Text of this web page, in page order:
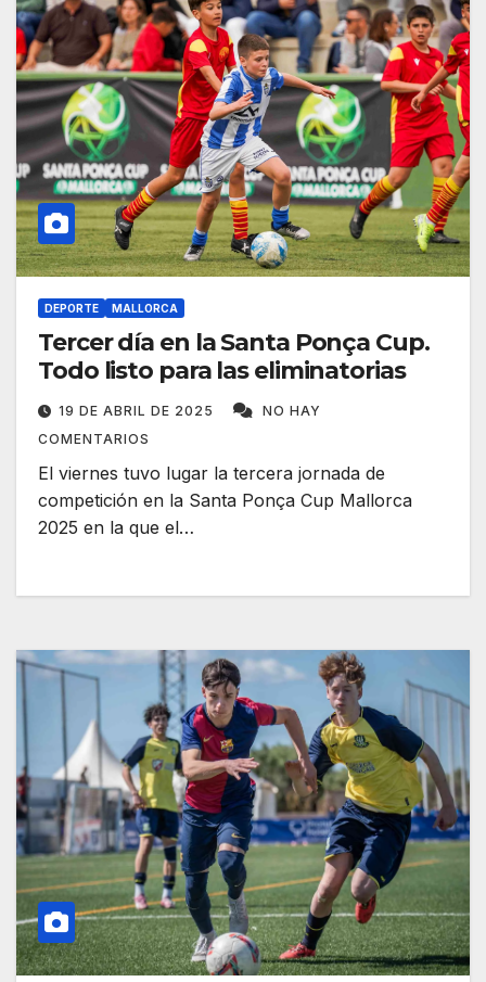
DEPORTE MALLORCA
Tercer día en la Santa Ponça Cup.
Todo listo para las eliminatorias
19 DE ABRIL DE 2025
NO HAY
COMENTARIOS
El viernes tuvo lugar la tercera jornada de
competición en la Santa Ponça Cup Mallorca
2025 en la que el…